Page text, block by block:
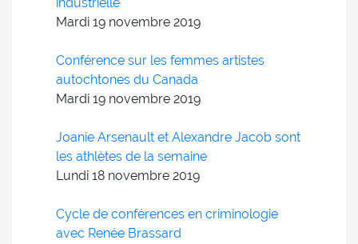
Mardi 19 novembre 2019
Conférence sur les femmes artistes
autochtones du Canada
Mardi 19 novembre 2019
Joanie Arsenault et Alexandre Jacob sont
les athlètes de la semaine
Lundi 18 novembre 2019
Cycle de conférences en criminologie
avec Renée Brassard